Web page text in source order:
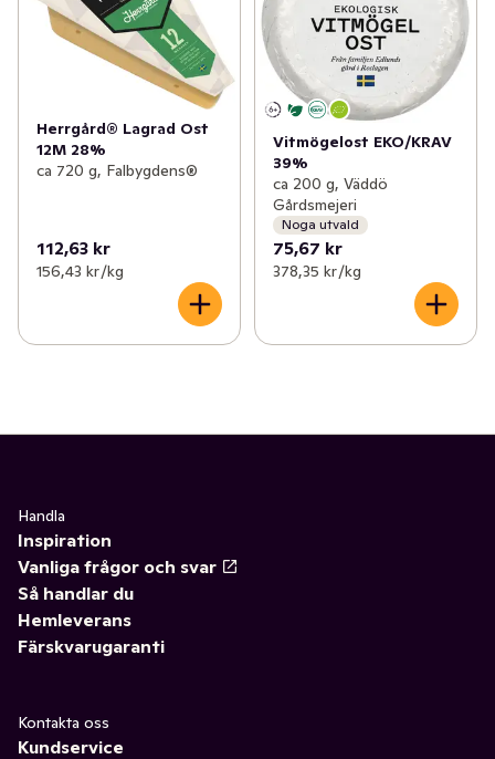
Herrgård® Lagrad Ost
12M 28%
ca 720 g, Falbygdens®
112,63 kr
156,43 kr /kg
Vitmögelost EKO/KRAV
39%
ca 200 g, Väddö
Gårdsmejeri
Noga utvald
75,67 kr
378,35 kr /kg
Handla
Inspiration
Vanliga frågor och svar
Så handlar du
Hemleverans
Färskvarugaranti
Kontakta oss
Kundservice